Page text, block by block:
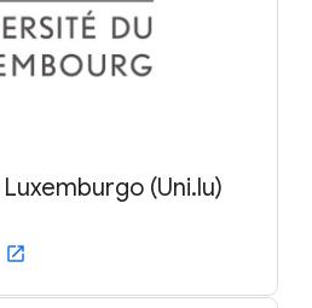
(Uni.lu)